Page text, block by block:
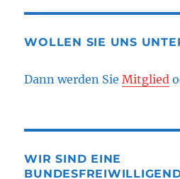
WOLLEN SIE UNS
Dann werden Sie Mitglied
WIR SIND EINE